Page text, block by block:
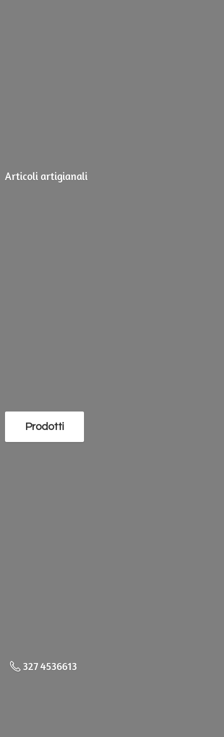
Articoli artigianali
Prodotti
327 4536613